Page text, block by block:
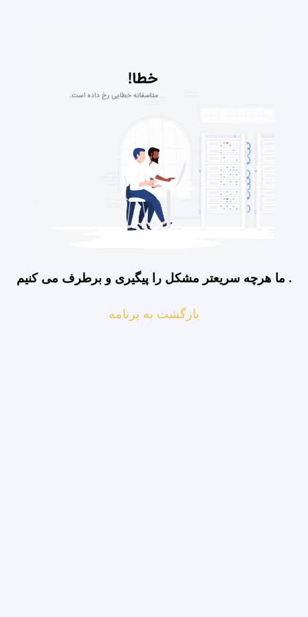
ما هرچه سریعتر مشکل را پیگیری و برطرف می کنیم .
بازگشت به برنامه